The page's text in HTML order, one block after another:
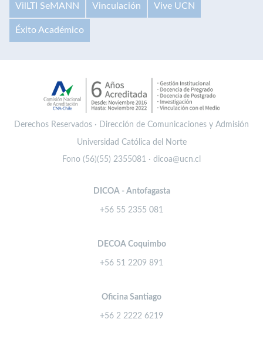
VilLTI SeMANN Vinculación Vive UCN
Éxito Académico
Derechos Reservados · Dirección de Comunicaciones y Admisión
Universidad Católica del Norte
Fono (56)(55) 2355081 · dicoa@ucn.cl
DICOA - Antofagasta
+56 55 2355 081
DECOA Coquimbo
+56 51 2209 891
Oficina Santiago
+56 2 2222 6219